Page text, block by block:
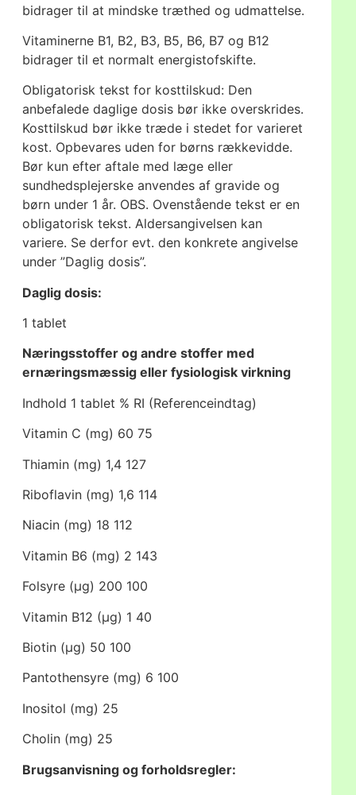
bidrager til at mindske træthed og udmattelse.
Vitaminerne B1, B2, B3, B5, B6, B7 og B12
bidrager til et normalt energistofskifte.
Obligatorisk tekst for kosttilskud: Den
anbefalede daglige dosis bør ikke overskrides.
Kosttilskud bør ikke træde i stedet for varieret
kost. Opbevares uden for børns rækkevidde.
Bør kun efter aftale med læge eller
sundhedsplejerske anvendes af gravide og
børn under 1 år. OBS. Ovenstående tekst er en
obligatorisk tekst. Aldersangivelsen kan
variere. Se derfor evt. den konkrete angivelse
under ”Daglig dosis”.
Daglig dosis:
1 tablet
Næringsstoffer og andre stoffer med
ernæringsmæssig eller fysiologisk virkning
Indhold 1 tablet % RI (Referenceindtag)
Vitamin C (mg) 60 75
Thiamin (mg) 1,4 127
Riboflavin (mg) 1,6 114
Niacin (mg) 18 112
Vitamin B6 (mg) 2 143
Folsyre (μg) 200 100
Vitamin B12 (μg) 1 40
Biotin (μg) 50 100
Pantothensyre (mg) 6 100
Inositol (mg) 25
Cholin (mg) 25
Brugsanvisning og forholdsregler: